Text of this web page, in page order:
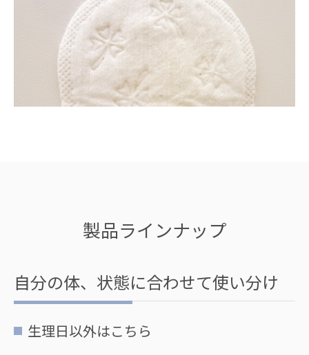
製品ラインナップ
自分の体、状態に合わせて使い分け
生理日以外はこちら